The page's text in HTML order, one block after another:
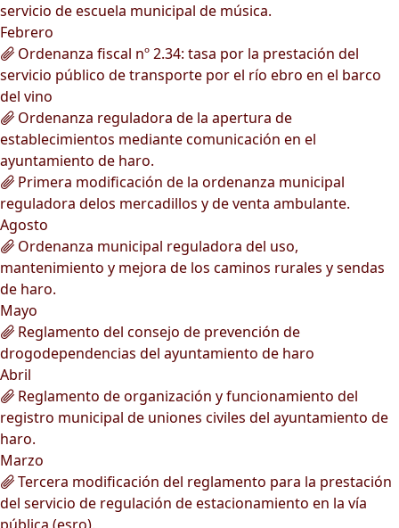
servicio de escuela municipal de música.
Febrero
Ordenanza fiscal nº 2.34: tasa por la prestación del
servicio público de transporte por el río ebro en el barco
del vino
Ordenanza reguladora de la apertura de
establecimientos mediante comunicación en el
ayuntamiento de haro.
Primera modificación de la ordenanza municipal
reguladora delos mercadillos y de venta ambulante.
Agosto
Ordenanza municipal reguladora del uso,
mantenimiento y mejora de los caminos rurales y sendas
de haro.
Mayo
Reglamento del consejo de prevención de
drogodependencias del ayuntamiento de haro
Abril
Reglamento de organización y funcionamiento del
registro municipal de uniones civiles del ayuntamiento de
haro.
Marzo
Tercera modificación del reglamento para la prestación
del servicio de regulación de estacionamiento en la vía